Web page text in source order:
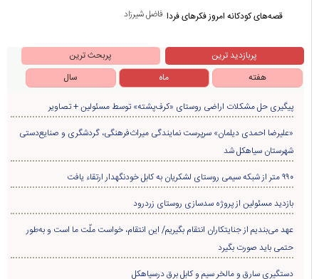
پربازدید ترین
پربحث ترین
هفته
ماه سال
پیگیری حل مشکلات اراضی روستای «کرف‌پشته» توسط مسئولین + تصاویر
«علیرضا احمدی دیلمان» سرپرست نمایندگی میراث‌فرهنگی، گردشگری و صنایع‌دستی
شهرستان سیاهکل شد
۹۹۰ متر از شبکه سیمی روستای لشکریان به کابل خودنگهدار ارتقاء یافت
بازدید مسئولین از پروژه سدسازی روستای زردرود
عهد می‌بندیم از جنایتکاران انتقام بگیریم/ این انتقام، خواست ملّت ما است و به‌طور
حتمی باید صورت بگیرد